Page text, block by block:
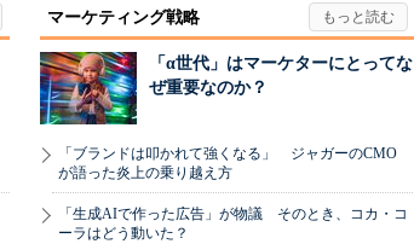
マーケティング戦略
「α世代」はマーケターにとってな
ぜ重要なのか？
「ブランドは叩かれて強くなる」 ジャガーのCMO
が語った炎上の乗り越え方
「生成AIで作った広告」が物議 そのとき、コカ・コ
ーラはどう動いた？